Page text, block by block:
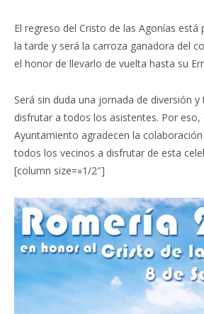
El regreso del Cristo de las Agonías está
la tarde y será la carroza ganadora del
el honor de llevarlo de vuelta hasta su
Será sin duda una jornada de diversión
disfrutar a todos los asistentes. Por eso,
Ayuntamiento agradecen la
todos los vecinos a disfrutar de esta
[column size=»1/2″]